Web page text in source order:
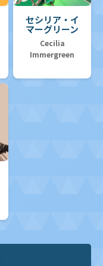
セシリア・イ
マーグリーン
Cecilia
Immergreen